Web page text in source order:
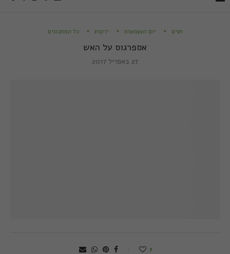
חגים יום העצמאות ירקות כל המתכונים
אספרגוס על האש
27 באפריל 2017
1